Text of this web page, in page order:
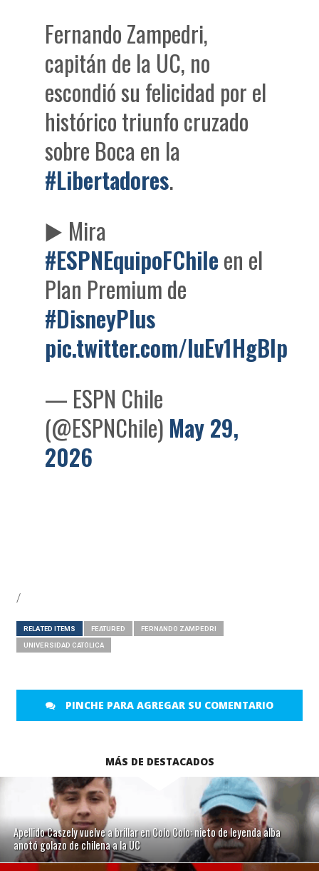
Fernando Zampedri,
capitán de la UC, no
escondió su felicidad por el
histórico triunfo cruzado
sobre Boca en la
#Libertadores.
▶️ Mira
#ESPNEquipoFChileen el
Plan Premium de
#DisneyPlus
pic.twitter.com/luEv1HgBIp
— ESPN Chile
(@ESPNChile) May 29,
2026
/
RELATED ITEMS FEATURED FERNANDO ZAMPEDRI
UNIVERSIDAD CATÓLICA
PINCHE PARA AGREGAR SU COMENTARIO
MÁS DE DESTACADOS
Apellido Caszely vuelve a brillar en Colo Colo: nieto de leyenda alba
anotó golazo de chilena a la UC